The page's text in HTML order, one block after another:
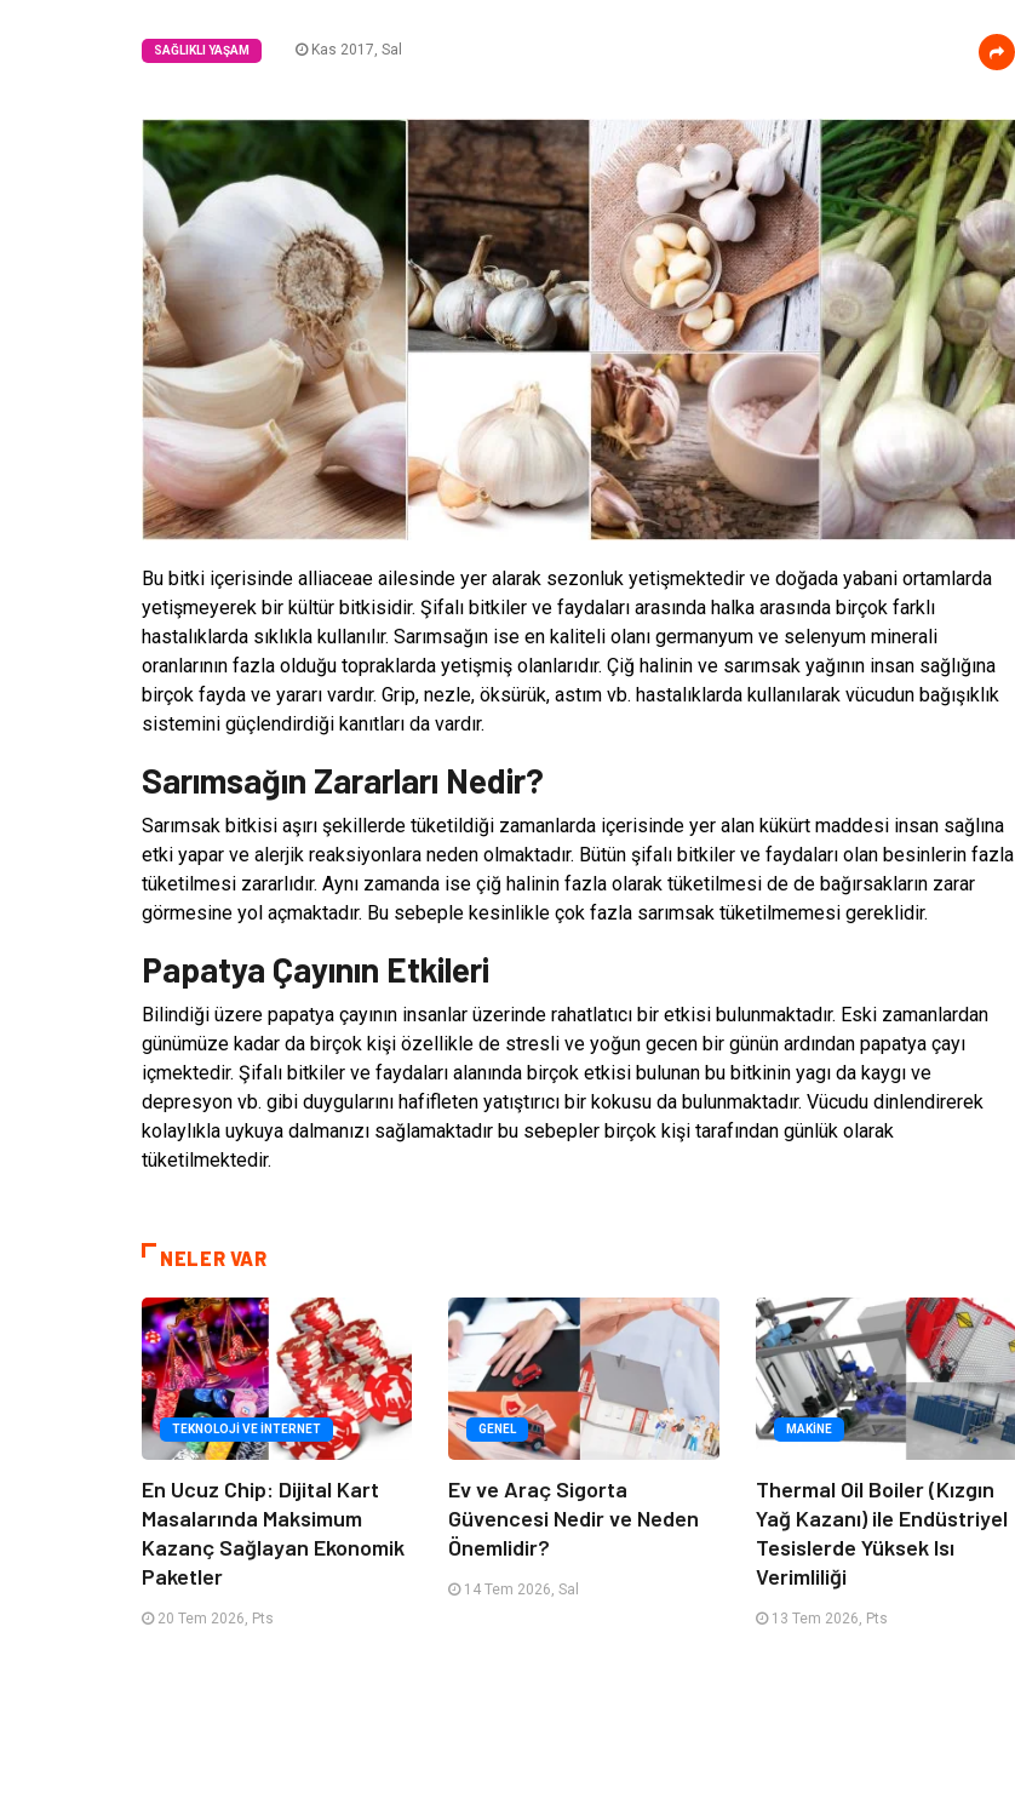
SAĞLIKLI YAŞAM Kas 2017, Sal
Bu bitki içerisinde alliaceae ailesinde yer alarak sezonluk yetişmektedir ve doğada yabani ortamlarda
yetişmeyerek bir kültür bitkisidir. Şifalı bitkiler ve faydaları arasında halka arasında birçok farklı
hastalıklarda sıklıkla kullanılır. Sarımsağın ise en kaliteli olanı germanyum ve selenyum minerali
oranlarının fazla olduğu topraklarda yetişmiş olanlarıdır. Çiğ halinin ve sarımsak yağının insan sağlığına
birçok fayda ve yararı vardır. Grip, nezle, öksürük, astım vb. hastalıklarda kullanılarak vücudun bağışıklık
sistemini güçlendirdiği kanıtları da vardır.
Sarımsağın Zararları Nedir?
Sarımsak bitkisi aşırı şekillerde tüketildiği zamanlarda içerisinde yer alan kükürt maddesi insan sağlına
etki yapar ve alerjik reaksiyonlara neden olmaktadır. Bütün şifalı bitkiler ve faydaları olan besinlerin fazla
tüketilmesi zararlıdır. Aynı zamanda ise çiğ halinin fazla olarak tüketilmesi de de bağırsakların zarar
görmesine yol açmaktadır. Bu sebeple kesinlikle çok fazla sarımsak tüketilmemesi gereklidir.
Papatya Çayının Etkileri
Bilindiği üzere papatya çayının insanlar üzerinde rahatlatıcı bir etkisi bulunmaktadır. Eski zamanlardan
günümüze kadar da birçok kişi özellikle de stresli ve yoğun gecen bir günün ardından papatya çayı
içmektedir. Şifalı bitkiler ve faydaları alanında birçok etkisi bulunan bu bitkinin yagı da kaygı ve
depresyon vb. gibi duygularını hafifleten yatıştırıcı bir kokusu da bulunmaktadır. Vücudu dinlendirerek
kolaylıkla uykuya dalmanızı sağlamaktadır bu sebepler birçok kişi tarafından günlük olarak
tüketilmektedir.
NELER VAR
TEKNOLOJI VE İNTERNET
En Ucuz Chip: Dijital Kart
Masalarında Maksimum
Kazanç Sağlayan Ekonomik
Paketler
20 Tem 2026, Pts
GENEL
Ev ve Araç Sigorta
Güvencesi Nedir ve Neden
Önemlidir?
14 Tem 2026, Sal
MAKINE
Thermal Oil Boiler (Kızgın
Yağ Kazanı) ile Endüstriyel
Tesislerde Yüksek Isı
Verimliliği
13 Tem 2026, Pts